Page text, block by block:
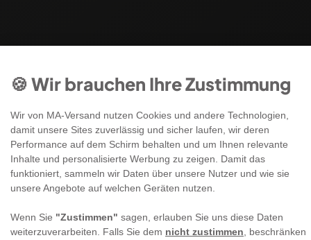
🍪 Wir brauchen Ihre Zustimmung
Wir von MA-Versand nutzen Cookies und andere Technologien,
damit unsere Sites zuverlässig und sicher laufen, wir deren
Performance auf dem Schirm behalten und um Ihnen relevante
Inhalte und personalisierte Werbung zu zeigen. Damit das
funktioniert, sammeln wir Daten über unsere Nutzer und wie sie
unsere Angebote auf welchen Geräten nutzen.
Wenn Sie "Zustimmen" sagen, erlauben Sie uns diese Daten
weiterzuverarbeiten. Falls Sie dem nicht zustimmen , beschränken
Newsletter Anmeldung
Angebote & Rabatte per E-Mail erhalten - Geld